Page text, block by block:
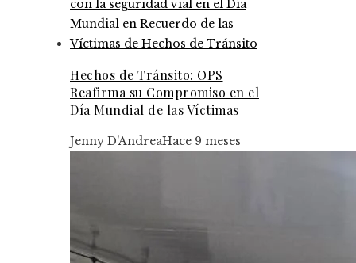
Hechos de Tránsito: OPS
Reafirma su Compromiso en el
Día Mundial de las Víctimas
Jenny D'AndreaHace 9 meses